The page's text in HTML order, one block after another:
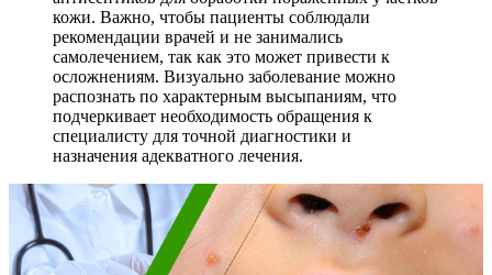
кожи. Важно, чтобы пациенты соблюдали
рекомендации врачей и не занимались
самолечением, так как это может привести к
осложнениям. Визуально заболевание можно
распознать по характерным высыпаниям, что
подчеркивает необходимость обращения к
специалисту для точной диагностики и
назначения адекватного лечения.